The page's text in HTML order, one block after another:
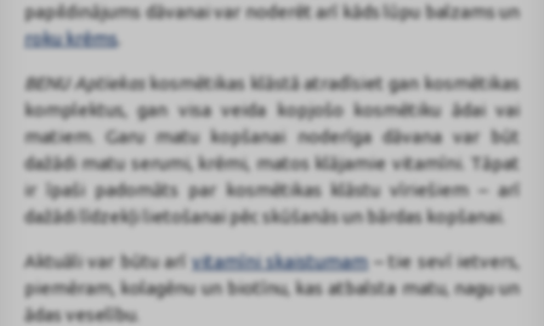
papildinājums dāvanai var noderēt arī kāds lūpu balzams un
roku krēms.
BENU Aptiekas kosmētikas klāstā atradīsiet gan kosmētikas
komplektus, gan visa veida kopjošo kosmētiku ādai vai
matiem. Garu matu kopšanai noderīga dāvana var būt
dažādi matu serumi, krēmi, matos klājamie vitamīni. Tāpat
ir īpaši padomāts par kosmētikas klāstu vīriešiem – arī
dažādi līdzekļi lietošanai pēc skūšanās un bārdas kopšanai.
Aktuāli var būtu arīvitamīni skaistumam– tie sevī ietvers,
piemēram, kolagēnu un biotīnu, kas atbalsta matu, nagu un
ādas veselību.